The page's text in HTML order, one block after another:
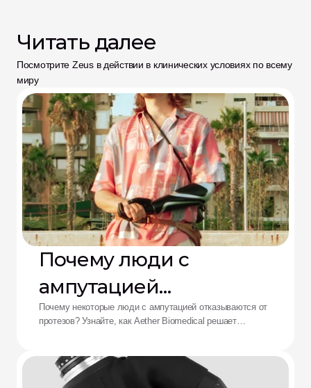
Читать далее
Посмотрите Zeus в действии в клинических условиях по всему
миру
Почему люди с
ампутацией
отказываются от
Aether
Почему некоторые люди с ампутацией отказываются от
протезов? Узнайте, как Aether Biomedical решает